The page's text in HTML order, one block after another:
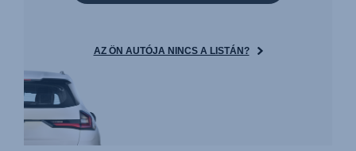
AZ ÖN AUTÓJA NINCS A LISTÁN?